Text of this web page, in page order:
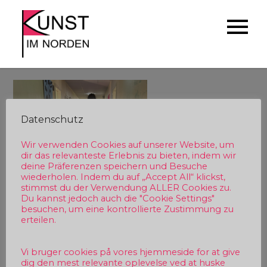
content
Datenschutz
Wir verwenden Cookies auf unserer Website, um
dir das relevanteste Erlebnis zu bieten, indem wir
deine Präferenzen speichern und Besuche
wiederholen. Indem du auf „Accept All“ klickst,
stimmst du der Verwendung ALLER Cookies zu.
Du kannst jedoch auch die "Cookie Settings"
besuchen, um eine kontrollierte Zustimmung zu
erteilen.
Vi bruger cookies på vores hjemmeside for at give
dig den mest relevante oplevelse ved at huske